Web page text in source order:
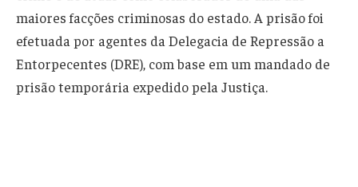
maiores facções criminosas do estado. A prisão foi
efetuada por agentes da Delegacia de Repressão a
Entorpecentes (DRE), com base em um mandado de
prisão temporária expedido pela Justiça.